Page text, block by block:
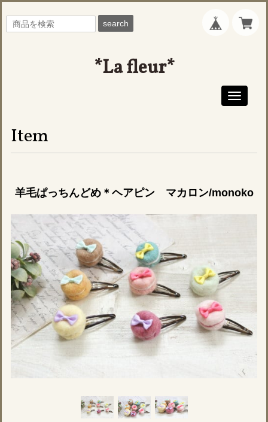
search
*La fleur*
Toggle
Item
羊毛ぱっちんどめ＊ヘアピン マカロン/monoko